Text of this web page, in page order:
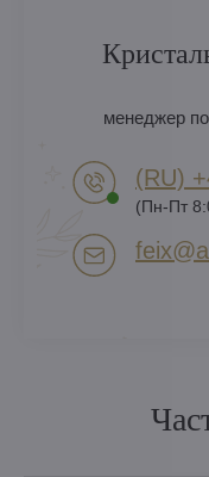
менеджер
(RU)
(Пн-Пт